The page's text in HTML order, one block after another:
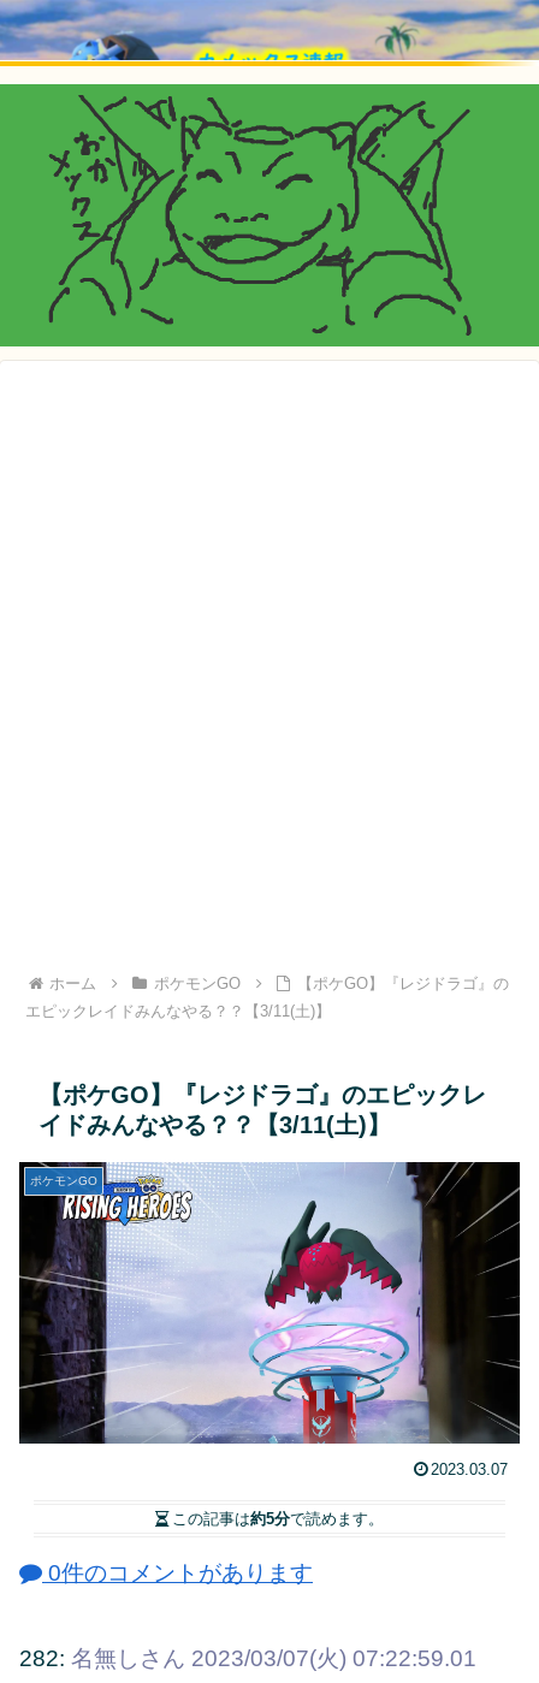
ホーム ポケモンGO
【ポケGO】『レジドラゴ』の
エピックレイドみんなやる？？【3/11(土)】
【ポケGO】『レジドラゴ』のエピックレ
イドみんなやる？？【3/11(土)】
ポケモンGO
2023.03.07
この記事は約5分で読めます。
0件のコメントがあります
282: 名無しさん 2023/03/07(火) 07:22:59.01